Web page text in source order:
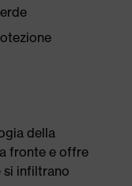
della
fronte e offre
si infiltrano